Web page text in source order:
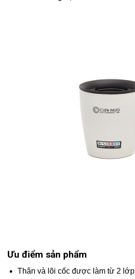
Ưu điểm sản phẩm
Thân và lõi cốc được làm từ 2